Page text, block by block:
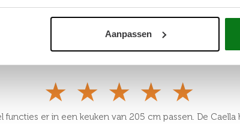
Aanpassen
Die inductieplaat werkt supersnel voor bijgerechten en
buiten in te pluggen voor de zelfgemaakte
★ ★ ★ ★ ★
er in een keuken van 205 cm passen. De